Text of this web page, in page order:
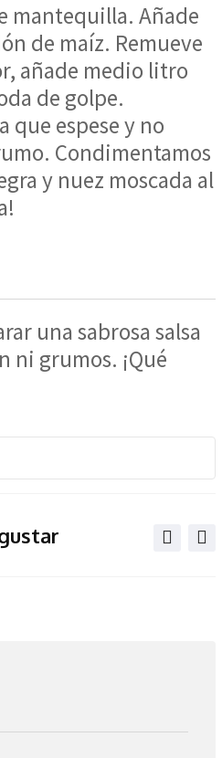
mantequilla. Añade
de maíz. Remueve
añade medio litro
de golpe.
que espese y no
Condimentamos
y nuez moscada al
una sabrosa salsa
ni grumos. ¡Qué